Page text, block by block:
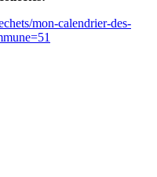
mon-calendrier-des-